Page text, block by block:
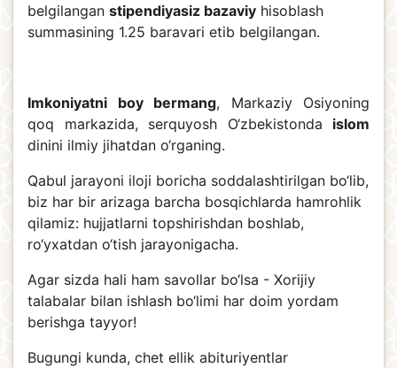
belgilangan stipendiyasiz bazaviy hisoblash
summasining 1.25 baravari etib belgilangan.
Imkoniyatni boy bermang, Markaziy Osiyoning
qoq markazida, serquyosh O‘zbekistonda islom
dinini ilmiy jihatdan o‘rganing.
Qabul jarayoni iloji boricha soddalashtirilgan bo‘lib,
biz har bir arizaga barcha bosqichlarda hamrohlik
qilamiz: hujjatlarni topshirishdan boshlab,
ro‘yxatdan o‘tish jarayonigacha.
Agar sizda hali ham savollar bo‘lsa - Xorijiy
talabalar bilan ishlash bo‘limi har doim yordam
berishga tayyor!
Bugungi kunda, chet ellik abituriyentlar